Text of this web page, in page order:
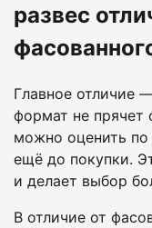
развес
Главное отличие
формат не прячет
можно оценить по
ещё до покупки.
и делает выбор
В отличие от